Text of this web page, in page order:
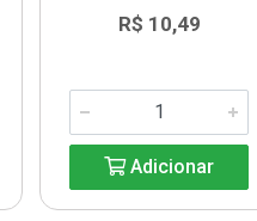
R$ 10,49
Adicionar